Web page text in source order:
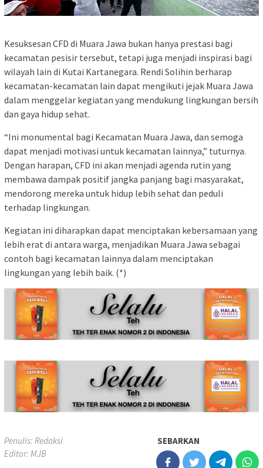
Kesuksesan CFD di Muara Jawa bukan hanya prestasi bagi
kecamatan pesisir tersebut, tetapi juga menjadi inspirasi bagi
wilayah lain di Kutai Kartanegara. Rendi Solihin berharap
kecamatan-kecamatan lain dapat mengikuti jejak Muara Jawa
dalam menggelar kegiatan yang mendukung lingkungan bersih
dan gaya hidup sehat.
“Ini monumental bagi Kecamatan Muara Jawa, dan semoga
dapat menjadi motivasi untuk kecamatan lainnya,” tuturnya.
Dengan harapan, CFD ini akan menjadi agenda rutin yang
membawa dampak positif jangka panjang bagi masyarakat,
mendorong mereka untuk hidup lebih sehat dan peduli
terhadap lingkungan.
Kegiatan ini diharapkan dapat menciptakan kebersamaan yang
lebih erat di antara warga, menjadikan Muara Jawa sebagai
contoh bagi kecamatan lainnya dalam menciptakan
lingkungan yang lebih baik. (*)
Penulis: Redaksi
Editor: MJB
SEBARKAN